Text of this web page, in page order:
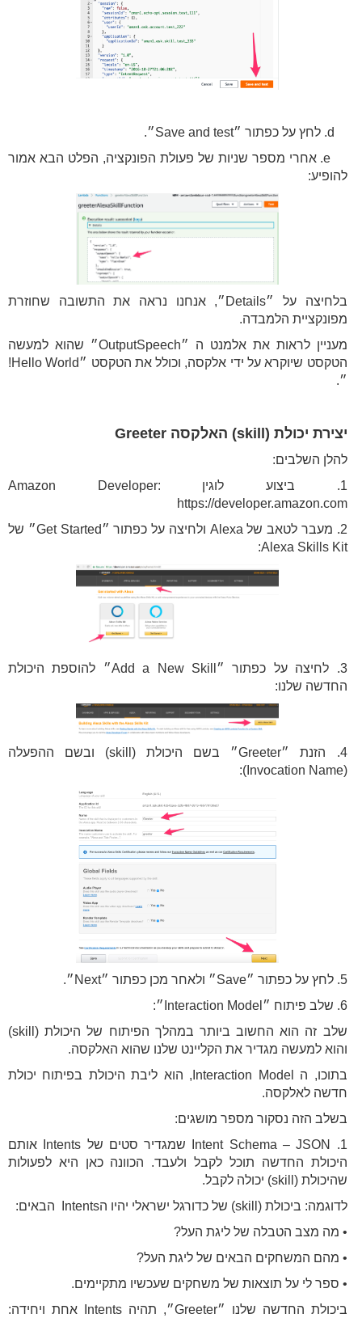
e. אחרי מספר שניות של פעולת הפונקציה, הפלט הבא אמור
להופיע:
בלחיצה על ״Details״, אנחנו נראה את התשובה שחוזרת
מפונקציית הלמבדה.
מעניין לראות את אלמנט ה ״OutputSpeech״ שהוא למעשה
הטקסט שיוקרא על ידי אלקסה, וכולל את הטקסט ״Hello World!
״.
יצירת יכולת (skill) האלקסה Greeter
להלן השלבים:
1. ביצוע לוגין Amazon Developer:
https://developer.amazon.com
2. מעבר לטאב של Alexa ולחיצה על כפתור ״Get Started״ של
Alexa Skills Kit:
3. לחיצה על כפתור ״Add a New Skill״ להוספת היכולת
החדשה שלנו:
4. הזנת ״Greeter״ בשם היכולת (skill) ובשם ההפעלה
(Invocation Name):
5. לחץ על כפתור ״Save״ ולאחר מכן כפתור ״Next״.
6. שלב פיתוח ״Interaction Model״:
שלב זה הוא החשוב ביותר במהלך הפיתוח של היכולת (skill)
והוא למעשה מגדיר את הקליינט שלנו שהוא האלקסה.
בתוכו, ה Interaction Model, הוא ליבת היכולת בפיתוח יכולת
חדשה לאלקסה.
בשלב הזה נסקור מספר מושגים:
1. Intent Schema – JSON שמגדיר סטים של Intents אותם
היכולת החדשה תוכל לקבל ולעבד. הכוונה כאן היא לפעולות
שהיכולת (skill) יכולה לקבל.
לדוגמה: ביכולת (skill) של כדורגל ישראלי יהיו הIntents הבאים:
• מה מצב הטבלה של ליגת העל?
• מהם המשחקים הבאים של ליגת העל?
• ספר לי על תוצאות של משחקים שעכשיו מתקיימים.
ביכולת החדשה שלנו ״Greeter״, תהיה Intents אחת ויחידה: